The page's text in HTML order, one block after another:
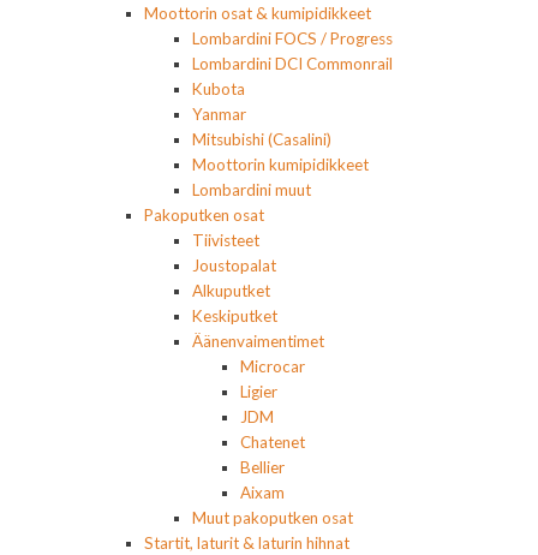
Moottorin osat & kumipidikkeet
Lombardini FOCS / Progress
Lombardini DCI Commonrail
Kubota
Yanmar
Mitsubishi (Casalini)
Moottorin kumipidikkeet
Lombardini muut
Pakoputken osat
Tiivisteet
Joustopalat
Alkuputket
Keskiputket
Äänenvaimentimet
Microcar
Ligier
JDM
Chatenet
Bellier
Aixam
Muut pakoputken osat
Startit, laturit & laturin hihnat